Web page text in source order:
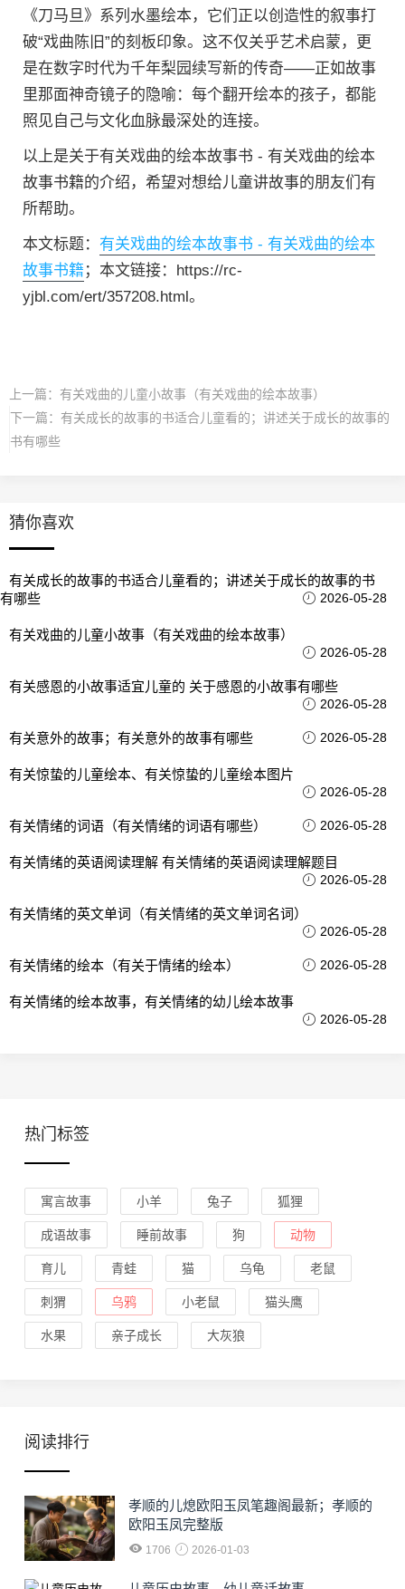
《刀马旦》系列水墨绘本，它们正以创造性的叙事打
破“戏曲陈旧”的刻板印象。这不仅关乎艺术启蒙，更
是在数字时代为千年梨园续写新的传奇——正如故事
里那面神奇镜子的隐喻：每个翻开绘本的孩子，都能
照见自己与文化血脉最深处的连接。
以上是关于有关戏曲的绘本故事书 - 有关戏曲的绘本
故事书籍的介绍，希望对想给儿童讲故事的朋友们有
所帮助。
本文标题： 有关戏曲的绘本故事书 - 有关戏曲的绘本
故事书籍 ；本文链接：https://rc-
yjbl.com/ert/357208.html。
上一篇： 有关戏曲的儿童小故事（有关戏曲的绘本故事）
下一篇： 有关成长的故事的书适合儿童看的；讲述关于成长的故事的
书有哪些
猜你喜欢
有关成长的故事的书适合儿童看的；讲述关于成长的故事的书
有哪些
2026-05-28
有关戏曲的儿童小故事（有关戏曲的绘本故事）
2026-05-28
有关感恩的小故事适宜儿童的 关于感恩的小故事有哪些
2026-05-28
有关意外的故事；有关意外的故事有哪些 2026-05-28
有关惊蛰的儿童绘本、有关惊蛰的儿童绘本图片
2026-05-28
有关情绪的词语（有关情绪的词语有哪些） 2026-05-28
有关情绪的英语阅读理解 有关情绪的英语阅读理解题目
2026-05-28
有关情绪的英文单词（有关情绪的英文单词名词）
2026-05-28
有关情绪的绘本（有关于情绪的绘本） 2026-05-28
有关情绪的绘本故事，有关情绪的幼儿绘本故事
2026-05-28
热门标签
寓言故事 小羊 兔子 狐狸
成语故事 睡前故事 狗 动物
育儿 青蛙 猫 乌龟 老鼠
刺猬 乌鸦 小老鼠 猫头鹰
水果 亲子成长 大灰狼
阅读排行
孝顺的儿熄欧阳玉凤笔趣阁最新；孝顺的
欧阳玉凤完整版
1706 2026-01-03